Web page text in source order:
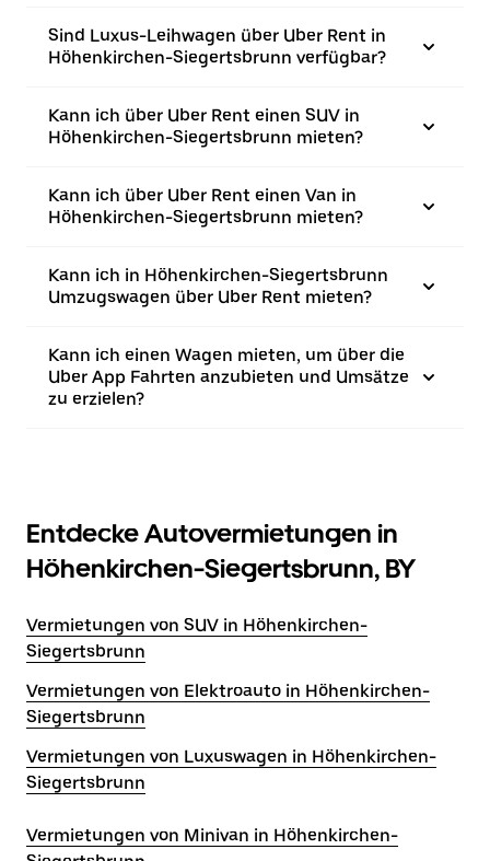
Sind Luxus-Leihwagen über Uber Rent in
Höhenkirchen-Siegertsbrunn verfügbar?
Kann ich über Uber Rent einen SUV in
Höhenkirchen-Siegertsbrunn mieten?
Kann ich über Uber Rent einen Van in
Höhenkirchen-Siegertsbrunn mieten?
Kann ich in Höhenkirchen-Siegertsbrunn
Umzugswagen über Uber Rent mieten?
Kann ich einen Wagen mieten, um über die
Uber App Fahrten anzubieten und Umsätze
zu erzielen?
Entdecke Autovermietungen in
Höhenkirchen-Siegertsbrunn, BY
Vermietungen von SUV in Höhenkirchen-
Siegertsbrunn
Vermietungen von Elektroauto in Höhenkirchen-
Siegertsbrunn
Vermietungen von Luxuswagen in Höhenkirchen-
Siegertsbrunn
Vermietungen von Minivan in Höhenkirchen-